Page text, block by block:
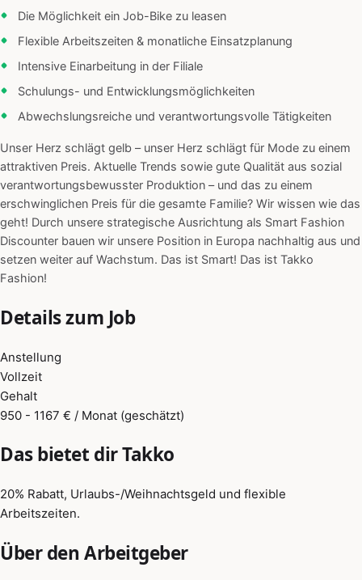
Die Möglichkeit ein Job-Bike zu leasen
Flexible Arbeitszeiten & monatliche Einsatzplanung
Intensive Einarbeitung in der Filiale
Schulungs- und Entwicklungsmöglichkeiten
Abwechslungsreiche und verantwortungsvolle Tätigkeiten
Unser Herz schlägt gelb – unser Herz schlägt für Mode zu einem
attraktiven Preis. Aktuelle Trends sowie gute Qualität aus sozial
verantwortungsbewusster Produktion – und das zu einem
erschwinglichen Preis für die gesamte Familie? Wir wissen wie das
geht! Durch unsere strategische Ausrichtung als Smart Fashion
Discounter bauen wir unsere Position in Europa nachhaltig aus und
setzen weiter auf Wachstum. Das ist Smart! Das ist Takko
Fashion!
Details zum Job
Anstellung
Vollzeit
Gehalt
950 - 1167 € / Monat (geschätzt)
Das bietet dir Takko
20% Rabatt, Urlaubs-/Weihnachtsgeld und flexible
Arbeitszeiten.
Über den Arbeitgeber